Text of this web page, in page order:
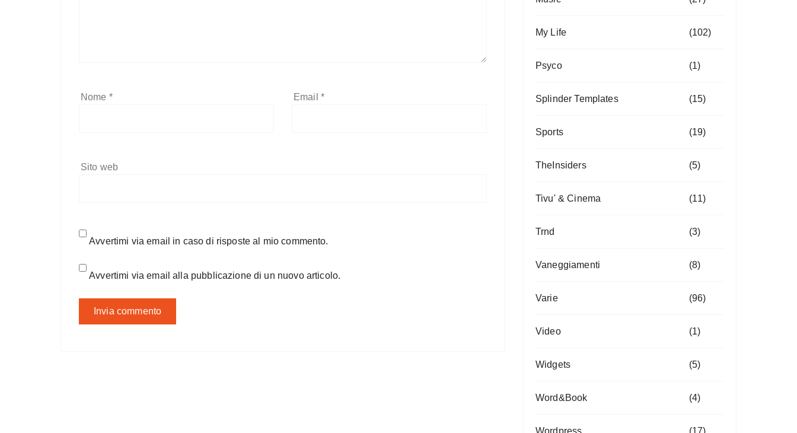
Nome * Email *
Sito web
Avvertimi via email in caso di risposte al mio commento.
Avvertimi via email alla pubblicazione di un nuovo articolo.
My Life (102)
Psyco (1)
Splinder Templates (15)
Sports (19)
TheInsiders (5)
Tivu' & Cinema (11)
Trnd (3)
Vaneggiamenti (8)
Varie (96)
Video (1)
Widgets (5)
Word&Book (4)
Wordpress (17)